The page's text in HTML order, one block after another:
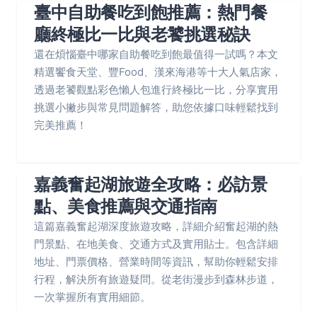
臺中自助餐吃到飽推薦：熱門餐
廳終極比一比與老饕挑選秘訣
還在煩惱臺中哪家自助餐吃到飽最值得一試嗎？本文
精選饗食天堂、豐Food、漢來海港等十大人氣店家，
透過老饕觀點彩色懶人包進行終極比一比，分享實用
挑選小撇步與常見問題解答，助您依據口味輕鬆找到
完美推薦！
嘉義奮起湖旅遊全攻略：必訪景
點、美食推薦與交通指南
這篇嘉義奮起湖深度旅遊攻略，詳細介紹奮起湖的熱
門景點、在地美食、交通方式及實用貼士。包含詳細
地址、門票價格、營業時間等資訊，幫助你輕鬆安排
行程，解決所有旅遊疑問。從老街漫步到森林步道，
一次掌握所有實用細節。